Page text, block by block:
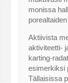
monissa
Aktiivista
aktiviteetti-
karting-
esimerkiksi
Tällaisissa